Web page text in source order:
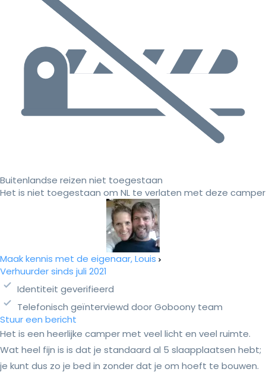
Buitenlandse reizen niet toegestaan
Het is niet toegestaan om NL te verlaten met deze camper
Maak kennis met de eigenaar, Louis
Verhuurder sinds juli 2021
Identiteit geverifieerd
Telefonisch geïnterviewd door Goboony team
Stuur een bericht
Het is een heerlijke camper met veel licht en veel ruimte.
Wat heel fijn is is dat je standaard al 5 slaapplaatsen hebt;
je kunt dus zo je bed in zonder dat je om hoeft te bouwen.